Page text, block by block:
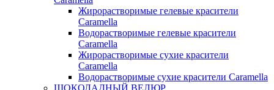
Жирорастворимые гелевые красители
Caramella
Водорастворимые гелевые красители
Caramella
Жирорастворимые сухие красители
Caramella
Водорастворимые сухие красители Caramella
ШОКОЛАДНЫЙ ВЕЛЮР